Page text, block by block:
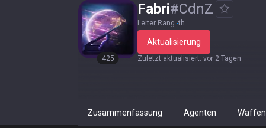
425
Fabri#CdnZ
Leiter Rang -th
Aktualisierung
Zuletzt aktualisiert: vor 2 Tagen
Zusammenfassung Agenten Waffen